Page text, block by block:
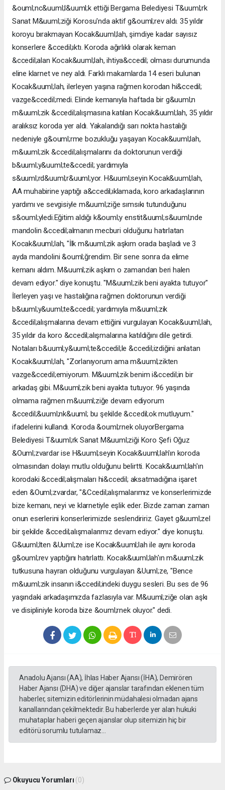
&ouml;nc&uuml;l&uuml;k ettiği Bergama Belediyesi T&uuml;rk
Sanat M&uuml;ziği Korosu'nda aktif g&ouml;rev aldı. 35 yıldır
koroyu bırakmayan Kocak&uuml;lah, şimdiye kadar sayısız
konserlere &ccedil;ıktı. Koroda ağırlıklı olarak keman
&ccedil;alan Kocak&uuml;lah, ihtiya&ccedil; olması durumunda
eline klarnet ve ney aldı. Farklı makamlarda 14 eseri bulunan
Kocak&uuml;lah, ilerleyen yaşına rağmen korodan hi&ccedil;
vazge&ccedil;medi. Elinde kemanıyla haftada bir g&uuml;n
m&uuml;zik &ccedil;alışmasına katılan Kocak&uuml;lah, 35 yıldır
aralıksız koroda yer aldı. Yakalandığı sarı nokta hastalığı
nedeniyle g&ouml;rme bozukluğu yaşayan Kocak&uuml;lah,
m&uuml;zik &ccedil;alışmalarını da doktorunun verdiği
b&uuml;y&uuml;te&ccedil; yardımıyla
s&uuml;rd&uuml;r&uuml;yor. H&uuml;seyin Kocak&uuml;lah,
AA muhabirine yaptığı a&ccedil;ıklamada, koro arkadaşlarının
yardımı ve sevgisiyle m&uuml;ziğe sımsıkı tutunduğunu
s&ouml;yledi.Eğitim aldığı k&ouml;y enstit&uuml;s&uuml;nde
mandolin &ccedil;almanın mecburi olduğunu hatırlatan
Kocak&uuml;lah, "İlk m&uuml;zik aşkım orada başladı ve 3
ayda mandolini &ouml;ğrendim. Bir sene sonra da elime
kemanı aldım. M&uuml;zik aşkım o zamandan beri halen
devam ediyor." diye konuştu. "M&uuml;zik beni ayakta tutuyor"
İlerleyen yaşı ve hastalığına rağmen doktorunun verdiği
b&uuml;y&uuml;te&ccedil; yardımıyla m&uuml;zik
&ccedil;alışmalarına devam ettiğini vurgulayan Kocak&uuml;lah,
35 yıldır da koro &ccedil;alışmalarına katıldığını dile getirdi.
Notaları b&uuml;y&uuml;te&ccedil;le &ccedil;izdiğini anlatan
Kocak&uuml;lah, "Zorlanıyorum ama m&uuml;zikten
vazge&ccedil;emiyorum. M&uuml;zik benim i&ccedil;in bir
arkadaş gibi. M&uuml;zik beni ayakta tutuyor. 96 yaşında
olmama rağmen m&uuml;ziğe devam ediyorum
&ccedil;&uuml;nk&uuml; bu şekilde &ccedil;ok mutluyum."
ifadelerini kullandı. Koroda &ouml;rnek oluyorBergama
Belediyesi T&uuml;rk Sanat M&uuml;ziği Koro Şefi Oğuz
&Ouml;zvardar ise H&uuml;seyin Kocak&uuml;lah'ın koroda
olmasından dolayı mutlu olduğunu belirtti. Kocak&uuml;lah'ın
korodaki &ccedil;alışmaları hi&ccedil; aksatmadığına işaret
eden &Ouml;zvardar, "&Ccedil;alışmalarımız ve konserlerimizde
bize kemanı, neyi ve klarnetiyle eşlik eder. Bizde zaman zaman
onun eserlerini konserlerimizde seslendiririz. Gayet g&uuml;zel
bir şekilde &ccedil;alışmalarımız devam ediyor." diye konuştu.
G&uuml;lten &Uuml;ze ise Kocak&uuml;lah ile aynı koroda
g&ouml;rev yaptığını hatırlattı. Kocak&uuml;lah'ın m&uuml;zik
tutkusuna hayran olduğunu vurgulayan &Uuml;ze, "Bence
m&uuml;zik insanın i&ccedil;indeki duygu sesleri. Bu ses de 96
yaşındaki arkadaşımızda fazlasıyla var. M&uuml;ziğe olan aşkı
ve disipliniyle koroda bize &ouml;rnek oluyor." dedi.
Anadolu Ajansı (AA), İhlas Haber Ajansı (İHA), Demirören
Haber Ajansı (DHA) ve diğer ajanslar tarafından eklenen tüm
haberler, sitemizin editörlerinin müdahalesi olmadan ajans
kanallarından çekilmektedir. Bu haberlerde yer alan hukuki
muhataplar haberi geçen ajanslar olup sitemizin hiç bir
editörü sorumlu tutulamaz...
Okuyucu Yorumları (0)